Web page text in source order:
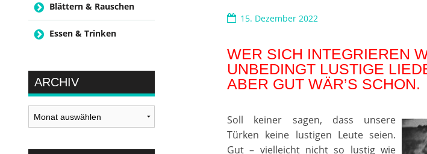
15. Dezember 2022
WER SICH INTEGRIEREN
UNBEDINGT LUSTIGE
ABER GUT WÄR’S SCHON.
Soll keiner sagen, dass unsere
Türken keine lustigen Leute seien.
Gut – vielleicht nicht so lustig wie
Blättern & Rauschen
Essen & Trinken
ARCHIV
Archiv